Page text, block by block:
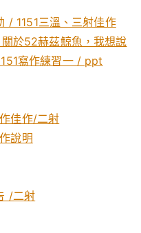
/ 1151三溫、三射佳作
於52赫茲鯨魚，我想說
寫作練習一 / ppt
佳作/二射
說明
/二射